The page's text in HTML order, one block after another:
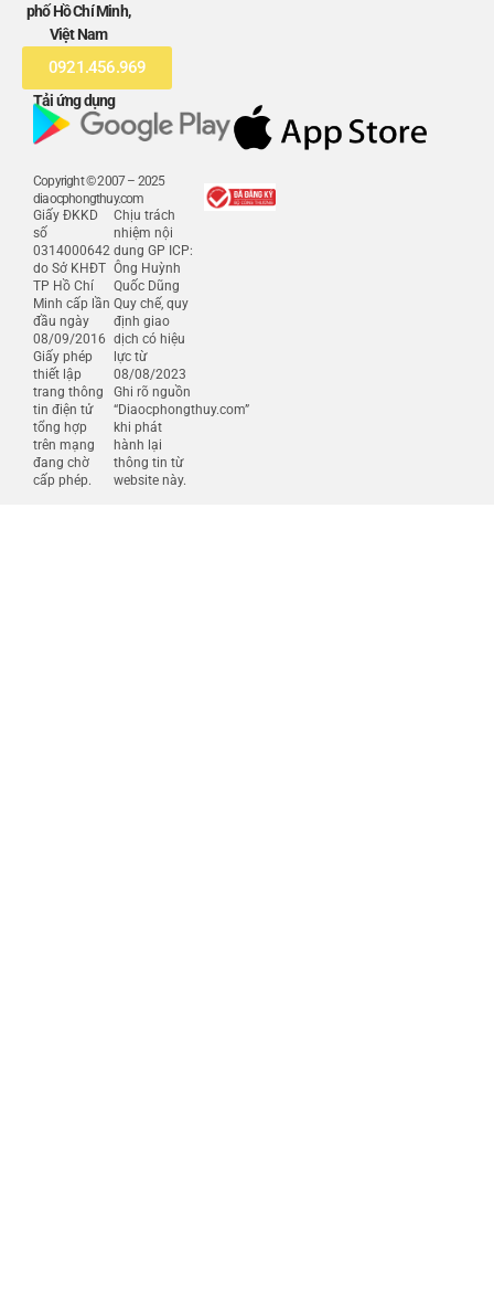
phố Hồ Chí Minh,
Việt Nam
0921.456.969
Tải ứng dụng
Copyright © 2007 – 2025
diaocphongthuy.com
Giấy ĐKKD
số
0314000642
do Sở KHĐT
TP Hồ Chí
Minh cấp lần
đầu ngày
08/09/2016
Giấy phép
thiết lập
trang thông
tin điện tử
tổng hợp
trên mạng
đang chờ
cấp phép.
Chịu trách
nhiệm nội
dung GP ICP:
Ông Huỳnh
Quốc Dũng
Quy chế, quy
định giao
dịch có hiệu
lực từ
08/08/2023
Ghi rõ nguồn
“Diaocphongthuy.com”
khi phát
hành lại
thông tin từ
website này.